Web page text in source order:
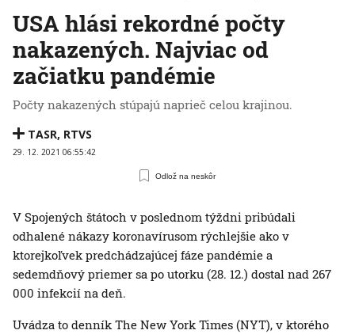
USA hlási rekordné počty
nakazených. Najviac od
začiatku pandémie
Počty nakazených stúpajú naprieč celou krajinou.
TASR, RTVS
29. 12. 2021 06:55:42
Odlož na neskôr
V Spojených štátoch v poslednom týždni pribúdali
odhalené nákazy koronavírusom rýchlejšie ako v
ktorejkoľvek predchádzajúcej fáze pandémie a
sedemdňový priemer sa po utorku (28. 12.) dostal nad 267
000 infekcií na deň.
Uvádza to denník The New York Times (NYT), v ktorého